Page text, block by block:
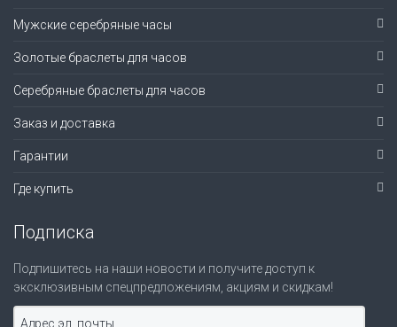
Мужские серебряные часы
Золотые браслеты для часов
Серебряные браслеты для часов
Заказ и доставка
Гарантии
Где купить
Подписка
Подпишитесь на наши новости и получите доступ к
эксклюзивным спецпредложениям, акциям и скидкам!